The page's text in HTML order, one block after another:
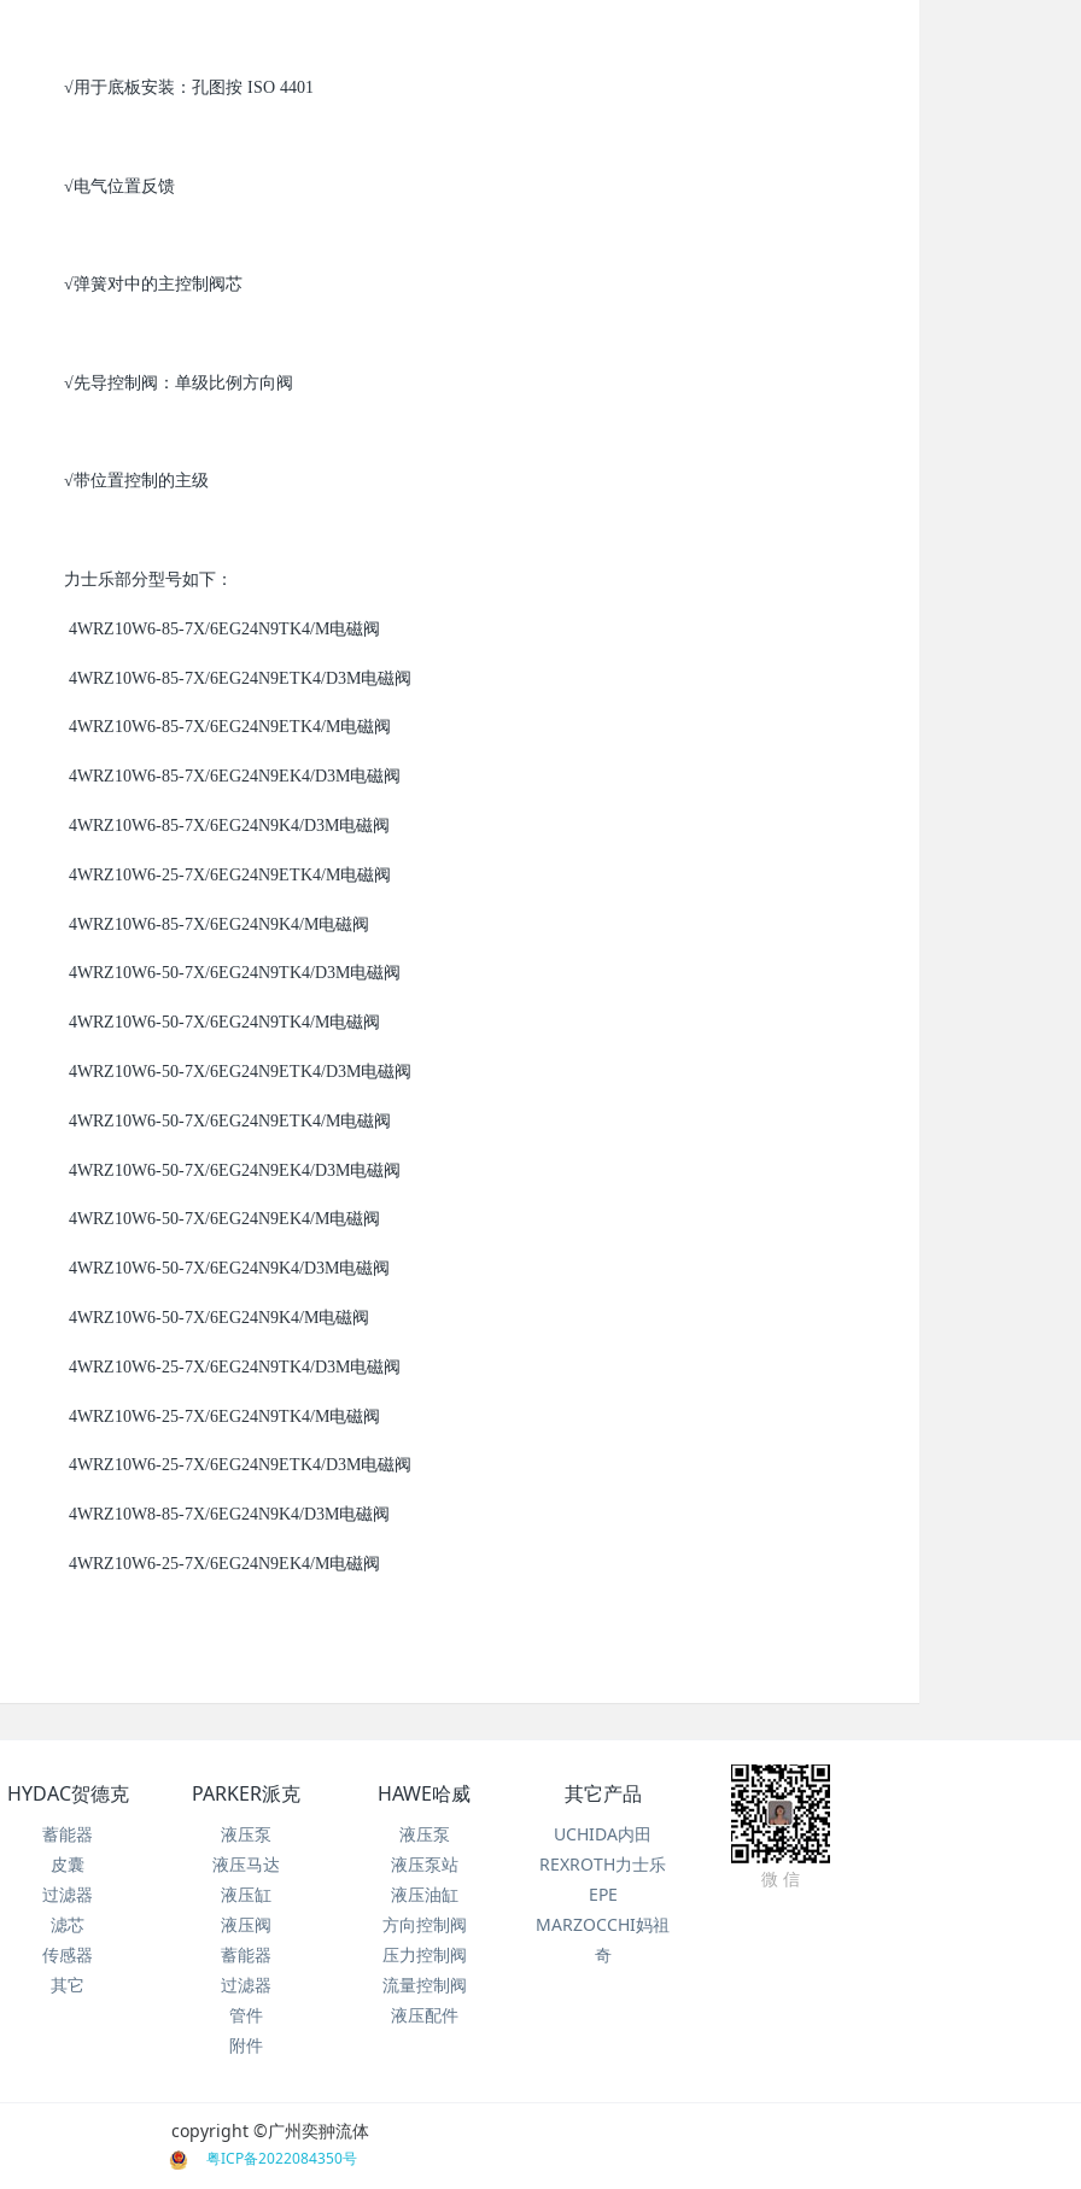
√用于底板安装：孔图按 ISO 4401
√电气位置反馈
√弹簧对中的主控制阀芯
√先导控制阀：单级比例方向阀
√带位置控制的主级
力士乐部分型号如下：
4WRZ10W6-85-7X/6EG24N9TK4/M电磁阀
4WRZ10W6-85-7X/6EG24N9ETK4/D3M电磁阀
4WRZ10W6-85-7X/6EG24N9ETK4/M电磁阀
4WRZ10W6-85-7X/6EG24N9EK4/D3M电磁阀
4WRZ10W6-85-7X/6EG24N9K4/D3M电磁阀
4WRZ10W6-25-7X/6EG24N9ETK4/M电磁阀
4WRZ10W6-85-7X/6EG24N9K4/M电磁阀
4WRZ10W6-50-7X/6EG24N9TK4/D3M电磁阀
4WRZ10W6-50-7X/6EG24N9TK4/M电磁阀
4WRZ10W6-50-7X/6EG24N9ETK4/D3M电磁阀
4WRZ10W6-50-7X/6EG24N9ETK4/M电磁阀
4WRZ10W6-50-7X/6EG24N9EK4/D3M电磁阀
4WRZ10W6-50-7X/6EG24N9EK4/M电磁阀
4WRZ10W6-50-7X/6EG24N9K4/D3M电磁阀
4WRZ10W6-50-7X/6EG24N9K4/M电磁阀
4WRZ10W6-25-7X/6EG24N9TK4/D3M电磁阀
4WRZ10W6-25-7X/6EG24N9TK4/M电磁阀
4WRZ10W6-25-7X/6EG24N9ETK4/D3M电磁阀
4WRZ10W8-85-7X/6EG24N9K4/D3M电磁阀
4WRZ10W6-25-7X/6EG24N9EK4/M电磁阀
HYDAC贺德克
蓄能器
皮囊
过滤器
滤芯
传感器
其它
PARKER派克
液压泵
液压马达
液压缸
液压阀
蓄能器
过滤器
管件
附件
HAWE哈威
液压泵
液压泵站
液压油缸
方向控制阀
压力控制阀
流量控制阀
液压配件
其它产品
UCHIDA内田
REXROTH力士乐
EPE
MARZOCCHI妈祖
奇
微 信
copyright ©广州奕翀流体
粤ICP备2022084350号